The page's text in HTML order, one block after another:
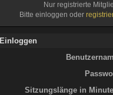
Nur registrierte
Bitte einloggen oder
Einloggen
Sitzungslänge in